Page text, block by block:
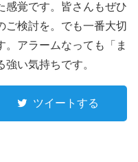
感覚です。皆さんもぜひ
ご検討を。でも一番大切
。アラームなっても「ま
い気持ちです。
ツイートする